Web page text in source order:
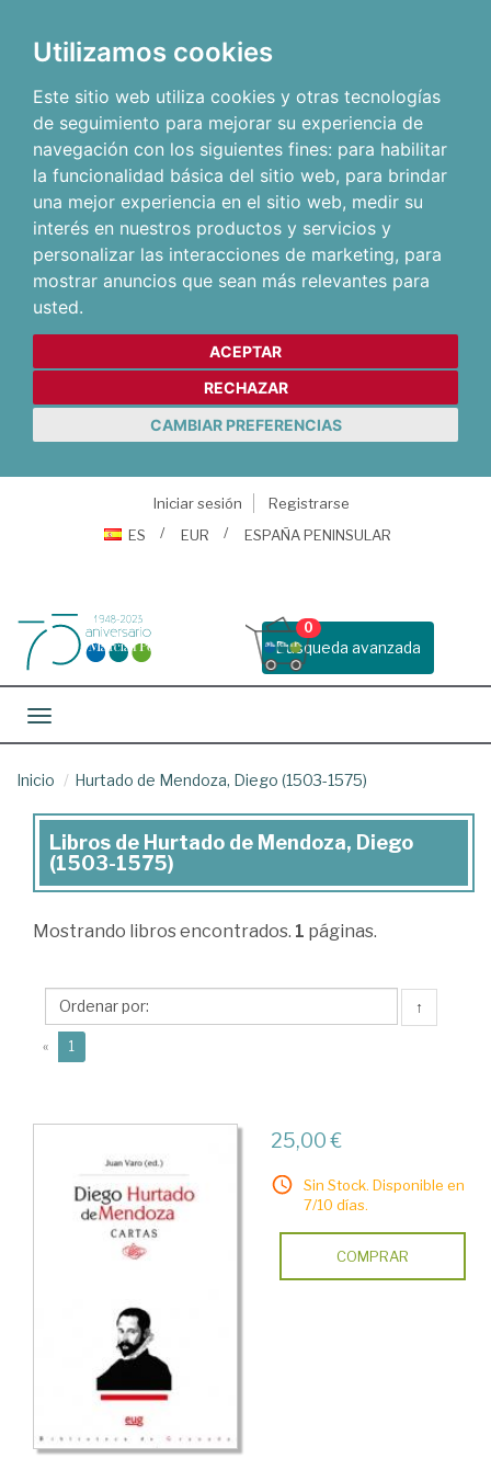
Utilizamos cookies
Este sitio web utiliza cookies y otras tecnologías
de seguimiento para mejorar su experiencia de
navegación con los siguientes fines: para habilitar
la funcionalidad básica del sitio web, para brindar
una mejor experiencia en el sitio web, medir su
interés en nuestros productos y servicios y
personalizar las interacciones de marketing, para
mostrar anuncios que sean más relevantes para
usted.
ACEPTAR
RECHAZAR
CAMBIAR PREFERENCIAS
Iniciar sesión
Registrarse
ES
EUR ESPAÑA PENINSULAR
Busqueda avanzada
0
Toggle navigation
Inicio Hurtado de Mendoza, Diego (1503-1575)
Libros
de
Hurtado
Mendoza,
Diego
(1503-
Libros de Hurtado de Mendoza, Diego
(1503-1575)
Mostrando libros encontrados. 1 páginas.
↑
« 1
25,00 €
Sin Stock. Disponible en
7/10 días.
COMPRAR